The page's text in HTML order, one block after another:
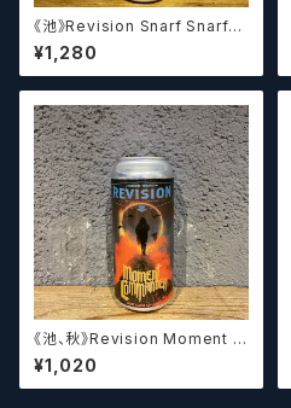
《池》Revision Snarf Snarf
(473ml) / スナーフ スナーフ
¥1,280
《池、秋》Revision Moment C
ommander / リヴィジョン モー
メント コマンダー【クラフトビー
ル】
¥1,020